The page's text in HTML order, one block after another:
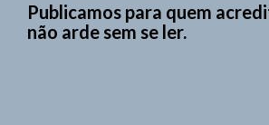
Publicamos para quem
não arde sem se ler.